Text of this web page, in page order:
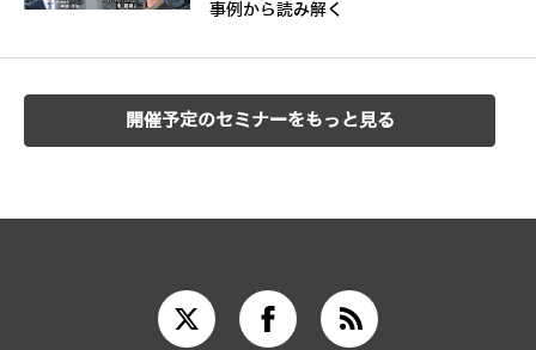
事例から読み解く
開催予定のセミナーをもっと見る